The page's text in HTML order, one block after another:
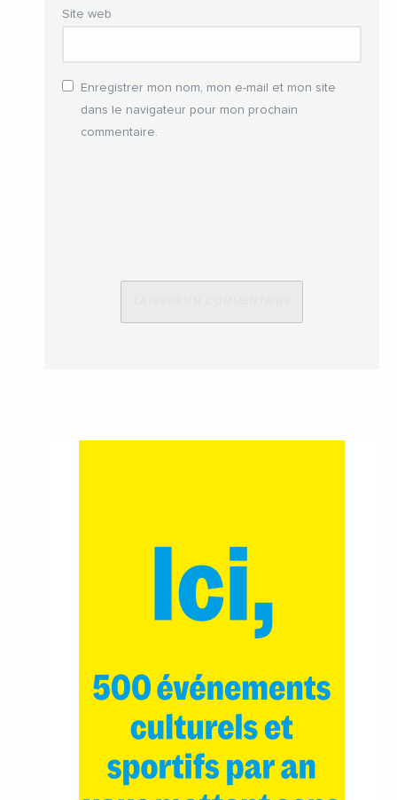
Site web
Enregistrer mon nom, mon e-mail et mon site
dans le navigateur pour mon prochain
commentaire.